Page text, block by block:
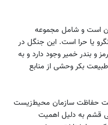
است و شامل مجموعه
یا حرا است. این جنگل در
و بندر خمیر وجود دارد و به
طبیعت بکر وحشی از منابع
حفاظت سازمان محیط‌زیست
قشم به دلیل اهمیت